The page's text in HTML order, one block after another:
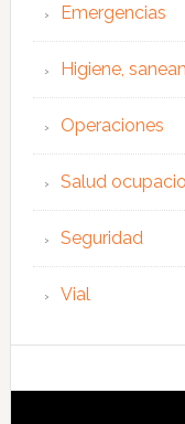
Emergencias
Higiene,
Operaciones
Salud
Seguridad
Vial